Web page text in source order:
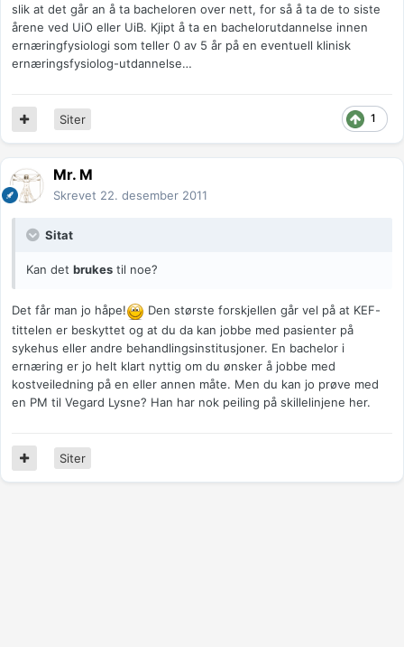
slik at det går an å ta bacheloren over nett, for så å ta de to siste
årene ved UiO eller UiB. Kjipt å ta en bachelorutdannelse innen
ernæringfysiologi som teller 0 av 5 år på en eventuell klinisk
ernæringsfysiolog-utdannelse…
1
Siter
Mr. M
Skrevet 22. desember 2011
Sitat
Kan det brukes til noe?
Det får man jo håpe!
Den største forskjellen går vel på at KEF-
tittelen er beskyttet og at du da kan jobbe med pasienter på
sykehus eller andre behandlingsinstitusjoner. En bachelor i
ernæring er jo helt klart nyttig om du ønsker å jobbe med
kostveiledning på en eller annen måte. Men du kan jo prøve med
en PM til Vegard Lysne? Han har nok peiling på skillelinjene her.
Siter